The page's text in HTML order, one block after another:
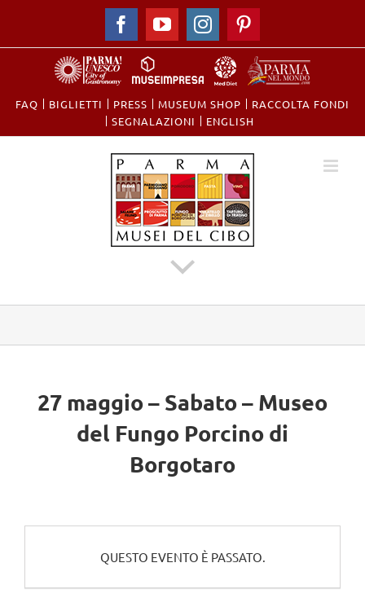
FacebookYouTubeInstagram
FAQ BIGLIETTI PRESS MUSEUM SHOP
RACCOLTA FONDI
​SEGNALAZIONI
ENGLISH
27 maggio – Sabato – Museo
del Fungo Porcino di
Borgotaro
QUESTO EVENTO È PASSATO.